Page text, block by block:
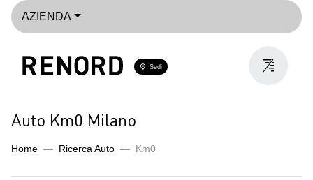
AZIENDA
Sedi
Auto Km0 Milano
Home Ricerca Auto Km0